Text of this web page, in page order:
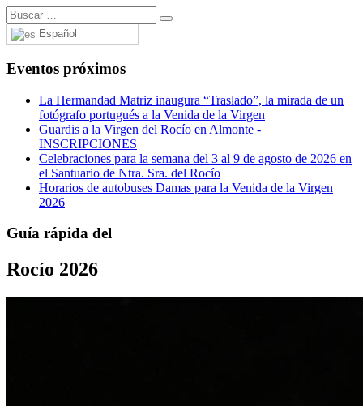
Español
Eventos próximos
La Hermandad Matriz inaugura “Traslado”, la mirada de un
fotógrafo portugués a la Venida de la Virgen
Guardis a la Virgen del Rocío en Almonte -
INSCRIPCIONES
Celebraciones para la semana del 3 al 9 de agosto de 2026 en
el Santuario de Ntra. Sra. del Rocío
Horarios de autobuses Damas para la Venida de la Virgen
2026
Guía rápida del
Rocío 2026